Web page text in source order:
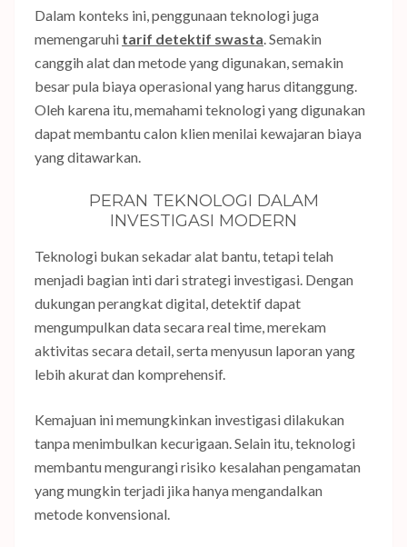
Dalam konteks ini, penggunaan teknologi juga
memengaruhi tarif detektif swasta. Semakin
canggih alat dan metode yang digunakan, semakin
besar pula biaya operasional yang harus ditanggung.
Oleh karena itu, memahami teknologi yang digunakan
dapat membantu calon klien menilai kewajaran biaya
yang ditawarkan.
PERAN TEKNOLOGI DALAM
INVESTIGASI MODERN
Teknologi bukan sekadar alat bantu, tetapi telah
menjadi bagian inti dari strategi investigasi. Dengan
dukungan perangkat digital, detektif dapat
mengumpulkan data secara real time, merekam
aktivitas secara detail, serta menyusun laporan yang
lebih akurat dan komprehensif.
Kemajuan ini memungkinkan investigasi dilakukan
tanpa menimbulkan kecurigaan. Selain itu, teknologi
membantu mengurangi risiko kesalahan pengamatan
yang mungkin terjadi jika hanya mengandalkan
metode konvensional.